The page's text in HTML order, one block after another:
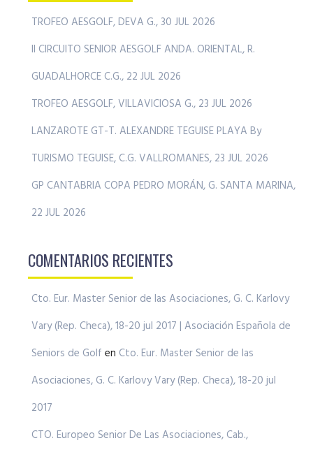
TROFEO AESGOLF, DEVA G., 30 JUL 2026
II CIRCUITO SENIOR AESGOLF ANDA. ORIENTAL, R.
GUADALHORCE C.G., 22 JUL 2026
TROFEO AESGOLF, VILLAVICIOSA G., 23 JUL 2026
LANZAROTE GT-T. ALEXANDRE TEGUISE PLAYA By
TURISMO TEGUISE, C.G. VALLROMANES, 23 JUL 2026
GP CANTABRIA COPA PEDRO MORÁN, G. SANTA MARINA,
22 JUL 2026
COMENTARIOS RECIENTES
Cto. Eur. Master Senior de las Asociaciones, G. C. Karlovy
Vary (Rep. Checa), 18-20 jul 2017 | Asociación Española de
Seniors de Golf en Cto. Eur. Master Senior de las
Asociaciones, G. C. Karlovy Vary (Rep. Checa), 18-20 jul
2017
CTO. Europeo Senior De Las Asociaciones, Cab.,